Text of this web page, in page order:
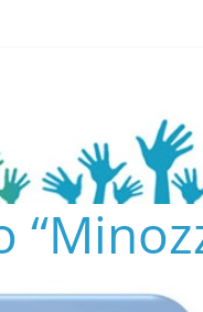
2024/25